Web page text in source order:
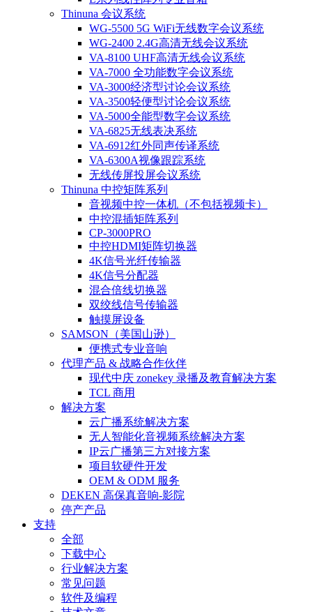
Thinuna 会议系统
WG-5500 5G WiFi无线数字会议系统
WG-2400 2.4G高清无线会议系统
VA-8100 UHF高清无线会议系统
VA-7000 全功能数字会议系统
VA-3000经济型讨论会议系统
VA-3500轻便型讨论会议系统
VA-5000全能型数字会议系统
VA-6825无线表决系统
VA-6912红外同声传译系统
VA-6300A视像跟踪系统
无线传屏投屏会议系统
Thinuna 中控矩阵系列
音视频中控一体机（不包括视频卡）
中控混插矩阵系列
CP-3000PRO
中控HDMI矩阵切换器
4K信号光纤传输器
4K信号分配器
混合倍线切换器
双绞线信号传输器
触摸屏设备
SAMSON（美国山逊）
便携式专业音响
代理产品 & 战略合作伙伴
现代中庆 zonekey 录播及教育解决方案
TCL 商用
解决方案
云广播系统解决方案
无人智能化音视频系统解决方案
IP云广播第三方对接方案
项目软硬件开发
OEM & ODM 服务
DEKEN 高保真音响-影院
停产产品
支持
全部
下载中心
行业解决方案
常见问题
软件及编程